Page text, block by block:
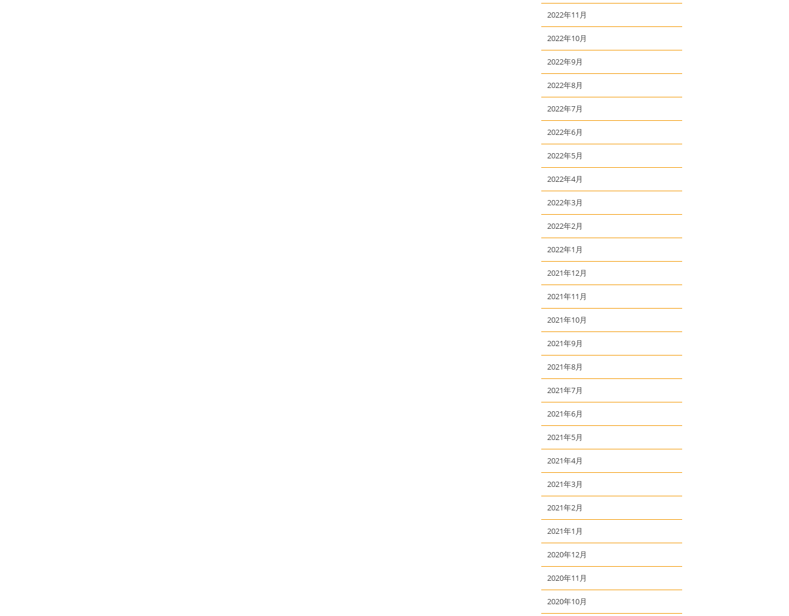
2022年11月
2022年10月
2022年9月
2022年8月
2022年7月
2022年6月
2022年5月
2022年4月
2022年3月
2022年2月
2022年1月
2021年12月
2021年11月
2021年10月
2021年9月
2021年8月
2021年7月
2021年6月
2021年5月
2021年4月
2021年3月
2021年2月
2021年1月
2020年12月
2020年11月
2020年10月